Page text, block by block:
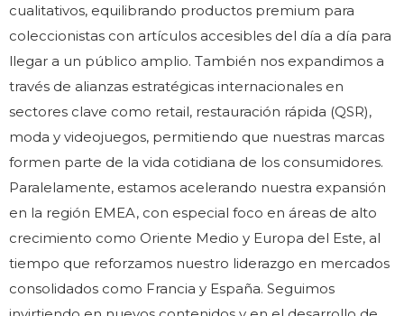
cualitativos, equilibrando productos premium para
coleccionistas con artículos accesibles del día a día para
llegar a un público amplio. También nos expandimos a
través de alianzas estratégicas internacionales en
sectores clave como retail, restauración rápida (QSR),
moda y videojuegos, permitiendo que nuestras marcas
formen parte de la vida cotidiana de los consumidores.
Paralelamente, estamos acelerando nuestra expansión
en la región EMEA, con especial foco en áreas de alto
crecimiento como Oriente Medio y Europa del Este, al
tiempo que reforzamos nuestro liderazgo en mercados
consolidados como Francia y España. Seguimos